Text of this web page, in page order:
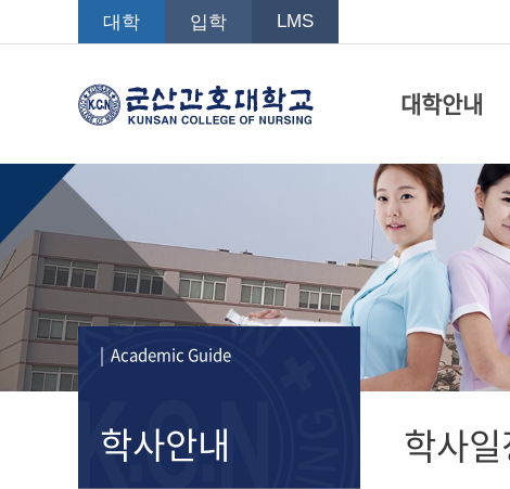
대학 입학 LMS
대학안내
| Academic Guide
학사안내 학사일